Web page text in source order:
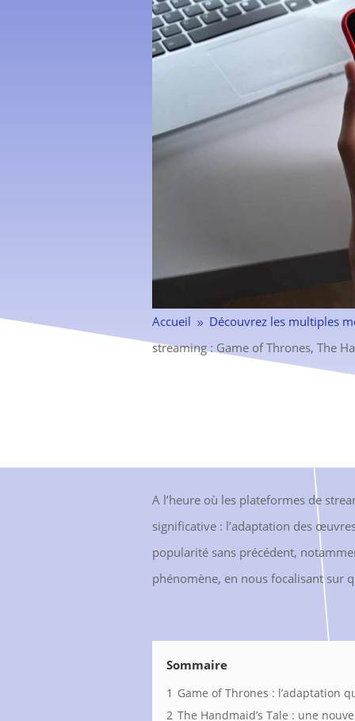
Accueil 9 Découvrez les multiples
streaming : Game of Thrones, The
A l’heure où les plateformes de
significative : l’adaptation des
popularité sans précédent,
phénomène, en nous focalisant sur
Sommaire
1 Game of Thrones : l’adaptation
2 The Handmaid’s Tale : une